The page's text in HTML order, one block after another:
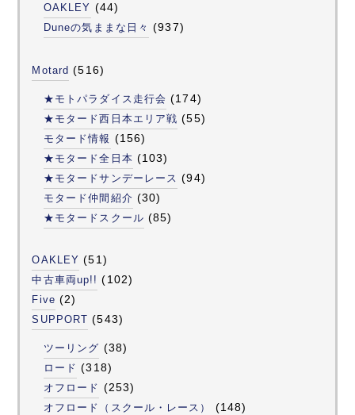
OAKLEY (44)
Duneの気ままな日々 (937)
Motard (516)
★モトパラダイス走行会 (174)
★モタード西日本エリア戦 (55)
モタード情報 (156)
★モタード全日本 (103)
★モタードサンデーレース (94)
モタード仲間紹介 (30)
★モタードスクール (85)
OAKLEY (51)
中古車両up!! (102)
Five (2)
SUPPORT (543)
ツーリング (38)
ロード (318)
オフロード (253)
オフロード（スクール・レース） (148)